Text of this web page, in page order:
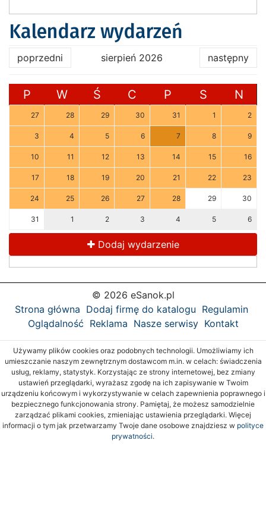
Kalendarz wydarzeń
poprzedni sierpień 2026 następny
P W Ś C P S N
27 28 29 30 31 1 2
3 4 5 6 7 8 9
10 11 12 13 14 15 16
17 18 19 20 21 22 23
24 25 26 27 28 29 30
31 1 2 3 4 5 6
Dodaj wydarzenie
© 2026 eSanok.pl
Strona główna Dodaj firmę do katalogu Regulamin
Oglądalność Reklama Nasze serwisy Kontakt
Używamy plików cookies oraz podobnych technologii. Umożliwiamy ich
umieszczanie naszym zewnętrznym dostawcom m.in. w celach: świadczenia
usług, reklamy, statystyk. Korzystając ze strony internetowej, bez zmiany
ustawień przeglądarki, wyrażasz zgodę na ich zapisywanie w Twoim
urządzeniu końcowym i wykorzystywanie w celach zapewnienia poprawnego i
bezpiecznego funkcjonowania strony. Pamiętaj, że możesz samodzielnie
zarządzać plikami cookies, zmieniając ustawienia przeglądarki. Więcej
informacji o tym jak przetwarzamy Twoje dane osobowe znajdziesz w polityce
prywatności.